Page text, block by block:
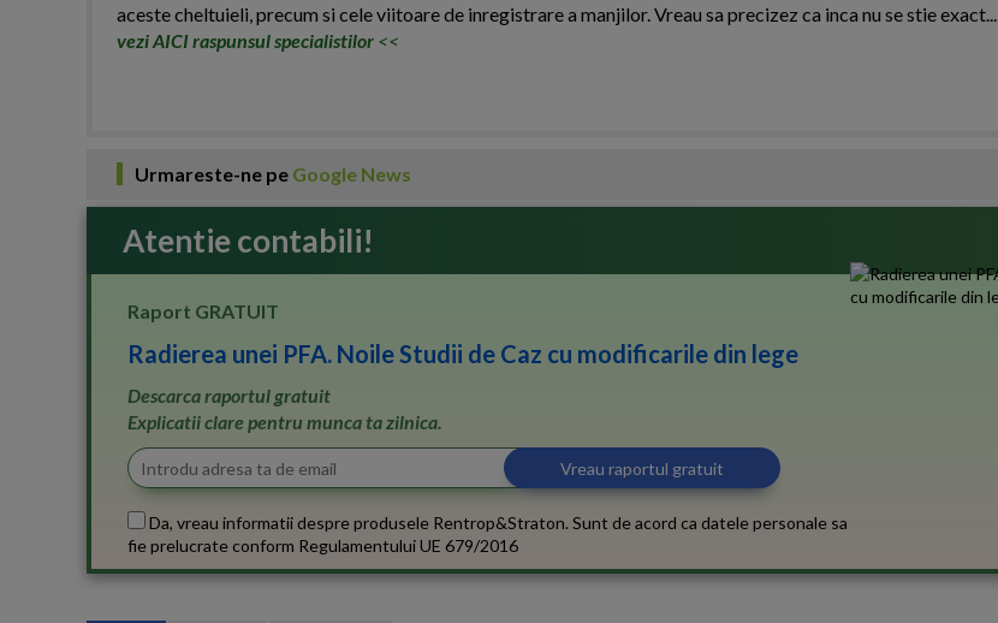
aceste cheltuieli, precum si cele viitoare de inregistrare a manjilor. Vreau sa precizez ca inca nu se stie exact...
vezi AICI raspunsul specialistilor <<
Urmareste-ne pe Google News
Atentie contabili!
Raport GRATUIT
Radierea unei PFA. Noile Studii de Caz cu modificarile din lege
Descarca raportul gratuit
Explicatii clare pentru munca ta zilnica.
Da, vreau informatii despre produsele Rentrop&Straton. Sunt de acord ca datele personale sa
fie prelucrate conform Regulamentului UE 679/2016